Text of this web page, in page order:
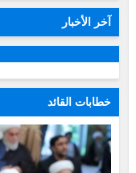
آخر الأخبار
خطابات القائد